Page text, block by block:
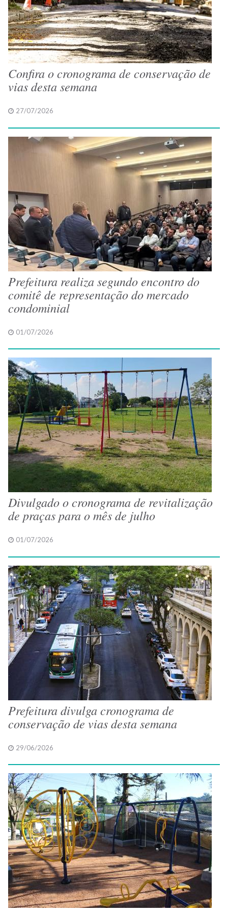
Confira o cronograma de conservação de
vias desta semana
27/07/2026
Prefeitura realiza segundo encontro do
comitê de representação do mercado
condominial
01/07/2026
Divulgado o cronograma de revitalização
de praças para o mês de julho
01/07/2026
Prefeitura divulga cronograma de
conservação de vias desta semana
29/06/2026